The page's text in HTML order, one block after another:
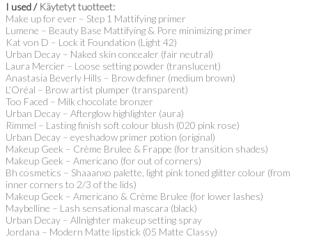
I used / Käytetyt tuotteet:
Make up for ever – Step 1 Mattifying primer
Lumene – Beauty Base Mattifying & Pore minimizing primer
Kat von D – Lock it Foundation (Light 42)
Urban Decay – Naked skin concealer (fair neutral)
Laura Mercier – Loose setting powder (translucent)
Anastasia Beverly Hills – Brow definer (medium brown)
L’Oréal – Brow artist plumper (transparent)
Too Faced – Milk chocolate bronzer
Urban Decay – Afterglow highlighter (aura)
Rimmel – Lasting finish soft colour blush (020 pink rose)
Urban Decay – eyeshadow primer potion (original)
Makeup Geek – Crème Brulee & Frappe (for transition shades)
Makeup Geek – Americano (for out of corners)
Bh cosmetics – Shaaanxo palette, light pink toned glitter colour (from
inner corners to 2/3 of the lids)
Makeup Geek – Americano & Crème Brulee (for lower lashes)
Maybelline – Lash sensational mascara (black)
Urban Decay – Allnighter makeup setting spray
Jordana – Modern Matte lipstick (05 Matte Classy)